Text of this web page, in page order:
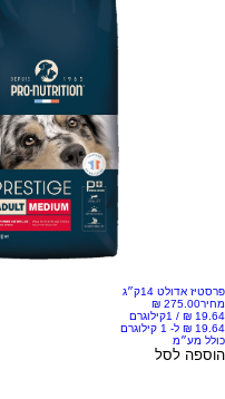
פרסטיז אדולט 14ק״ג
מחיר
/ 1קילוגרם
כולל מע״מ
הוספה לסל